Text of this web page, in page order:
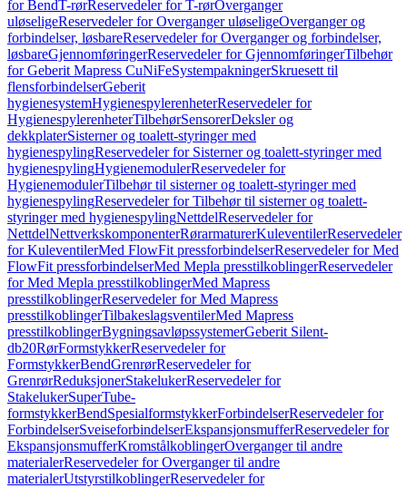
for BendT-rørReservedeler for T-rørOverganger
uløseligeReservedeler for Overganger uløseligeOverganger og
forbindelser, løsbareReservedeler for Overganger og forbindelser,
løsbareGjennomføringerReservedeler for GjennomføringerTilbehør
for Geberit Mapress CuNiFeSystempakningerSkruesett til
flensforbindelserGeberit
hygienesystemHygienespylerenheterReservedeler for
HygienespylerenheterTilbehørSensorerDeksler og
dekkplaterSisterner og toalett-styringer med
hygienespylingReservedeler for Sisterner og toalett-styringer med
hygienespylingHygienemodulerReservedeler for
HygienemodulerTilbehør til sisterner og toalett-styringer med
hygienespylingReservedeler for Tilbehør til sisterner og toalett-
styringer med hygienespylingNettdelReservedeler for
NettdelNettverkskomponenterRørarmaturerKuleventilerReservedeler
for KuleventilerMed FlowFit pressforbindelserReservedeler for Med
FlowFit pressforbindelserMed Mepla presstilkoblingerReservedeler
for Med Mepla presstilkoblingerMed Mapress
presstilkoblingerReservedeler for Med Mapress
presstilkoblingerTilbakeslagsventilerMed Mapress
presstilkoblingerBygningsavløpssystemerGeberit Silent-
db20RørFormstykkerReservedeler for
FormstykkerBendGrenrørReservedeler for
GrenrørReduksjonerStakelukerReservedeler for
StakelukerSuperTube-
formstykkerBendSpesialformstykkerForbindelserReservedeler for
ForbindelserSveiseforbindelserEkspansjonsmufferReservedeler for
EkspansjonsmufferKromstålkoblingerOverganger til andre
materialerReservedeler for Overganger til andre
materialerUtstyrstilkoblingerReservedeler for